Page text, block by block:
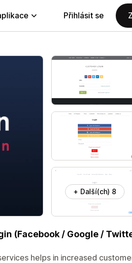
Přihlásit se
+ Další(ch) 8
(Facebook / Google /
helps in increased